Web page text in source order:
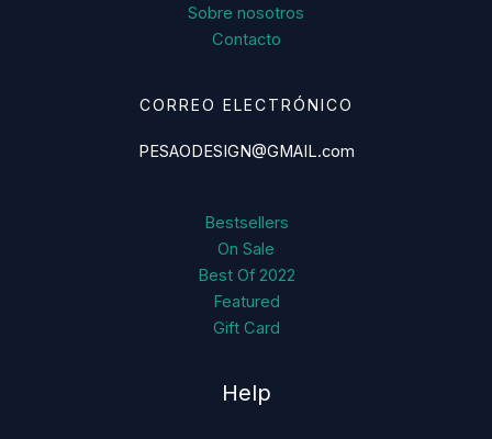
Sobre nosotros
Contacto
CORREO ELECTRÓNICO
PESAODESIGN@GMAIL.com
Bestsellers
On Sale
Best Of 2022
Featured
Gift Card
Help